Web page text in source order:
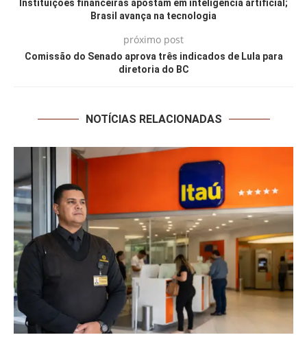
Instituições financeiras apostam em inteligência artificial;
Brasil avança na tecnologia
próximo post
Comissão do Senado aprova três indicados de Lula para
diretoria do BC
NOTÍCIAS RELACIONADAS